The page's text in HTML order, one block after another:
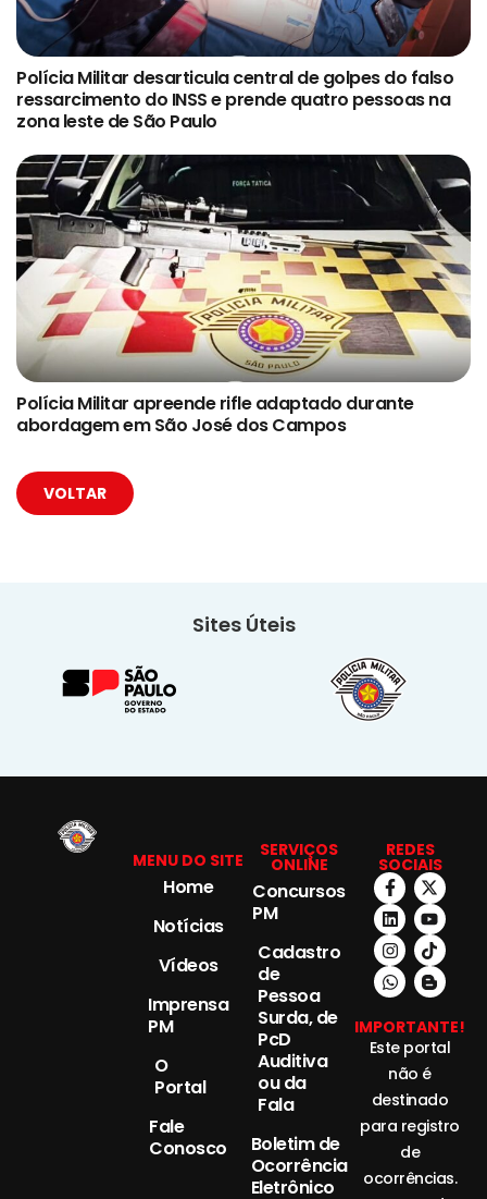
Polícia Militar desarticula central de golpes do falso
ressarcimento do INSS e prende quatro pessoas na
zona leste de São Paulo
Polícia Militar apreende rifle adaptado durante
abordagem em São José dos Campos
VOLTAR
Sites Úteis
MENU DO SITE
Home
Notícias
Vídeos
Imprensa
PM
O
Portal
Fale
Conosco
SERVIÇOS
ONLINE
Concursos
PM
Cadastro
de
Pessoa
Surda, de
PcD
Auditiva
ou da
Fala
Boletim de
Ocorrência
Eletrônico
REDES
SOCIAIS
IMPORTANTE!
Este portal
não é
destinado
para registro
de
ocorrências.